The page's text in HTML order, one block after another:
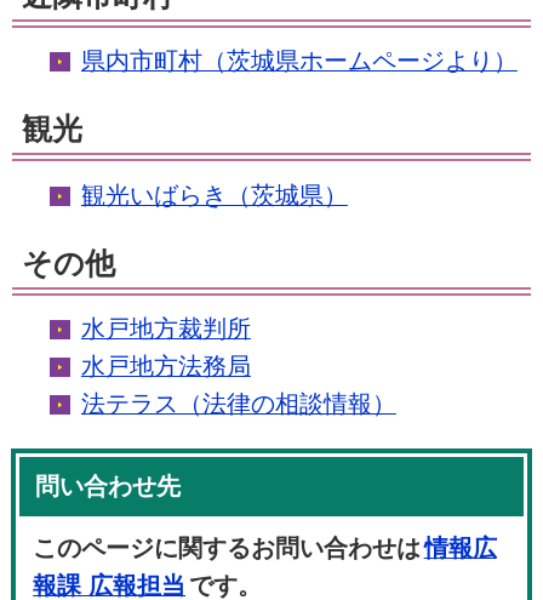
県内市町村（茨城県ホームページより）
観光
観光いばらき（茨城県）
その他
水戸地方裁判所
水戸地方法務局
法テラス（法律の相談情報）
問い合わせ先
このページに関するお問い合わせは情報広
報課 広報担当 です。